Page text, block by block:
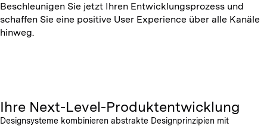
Beschleunigen Sie jetzt Ihren Entwicklungsprozess und
schaffen Sie eine positive User Experience über alle Kanäle
hinweg.
Ihre Next-Level-Produktentwicklung
Designsysteme kombinieren abstrakte Designprinzipien mit